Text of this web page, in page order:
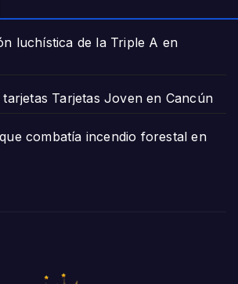
luchística de la Triple A en
Tarjetas Joven en Cancún
combatía incendio forestal en